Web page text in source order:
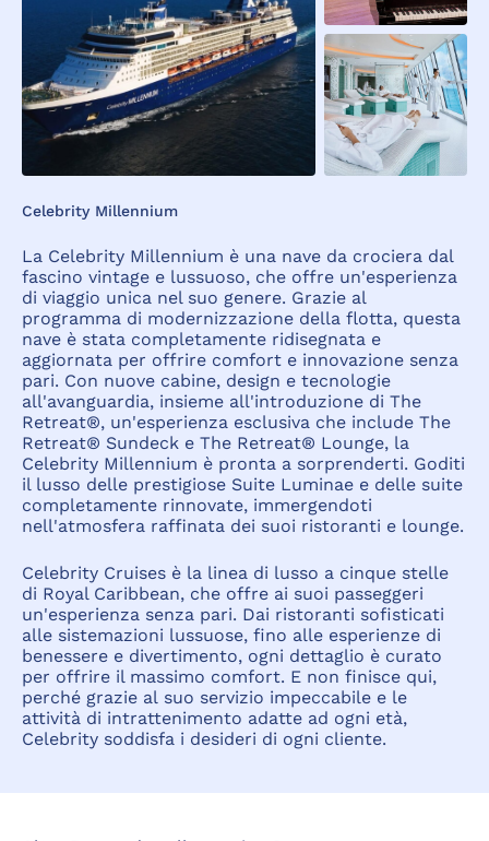
Celebrity Millennium
La Celebrity Millennium è una nave da crociera dal
fascino vintage e lussuoso, che offre un'esperienza
di viaggio unica nel suo genere. Grazie al
programma di modernizzazione della flotta, questa
nave è stata completamente ridisegnata e
aggiornata per offrire comfort e innovazione senza
pari. Con nuove cabine, design e tecnologie
all'avanguardia, insieme all'introduzione di The
Retreat®, un'esperienza esclusiva che include The
Retreat® Sundeck e The Retreat® Lounge, la
Celebrity Millennium è pronta a sorprenderti. Goditi
il lusso delle prestigiose Suite Luminae e delle suite
completamente rinnovate, immergendoti
nell'atmosfera raffinata dei suoi ristoranti e lounge.
Celebrity Cruises è la linea di lusso a cinque stelle
di Royal Caribbean, che offre ai suoi passeggeri
un'esperienza senza pari. Dai ristoranti sofisticati
alle sistemazioni lussuose, fino alle esperienze di
benessere e divertimento, ogni dettaglio è curato
per offrire il massimo comfort. E non finisce qui,
perché grazie al suo servizio impeccabile e le
attività di intrattenimento adatte ad ogni età,
Celebrity soddisfa i desideri di ogni cliente.